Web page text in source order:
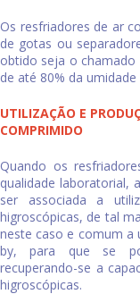
Os resfriadores de ar
de gotas ou
obtido seja o chamado
de até 80% da
UTILIZAÇÃO E
COMPRIMIDO
Quando os
qualidade laboratorial,
ser associada a
higroscópicas, de tal
neste caso e comum a
by, para que se
recuperando-se a
higroscópicas.